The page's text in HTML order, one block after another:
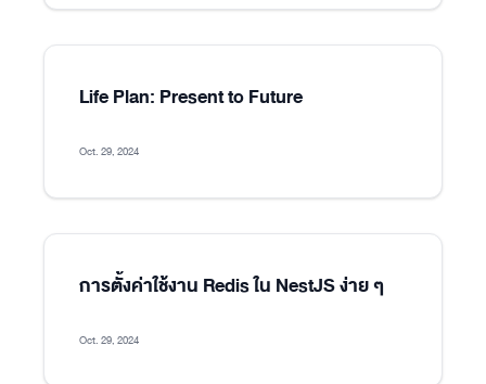
Life Plan: Present to Future
Oct. 29, 2024
การตั้งค่าใช้งาน Redis ใน NestJS ง่าย ๆ
Oct. 29, 2024